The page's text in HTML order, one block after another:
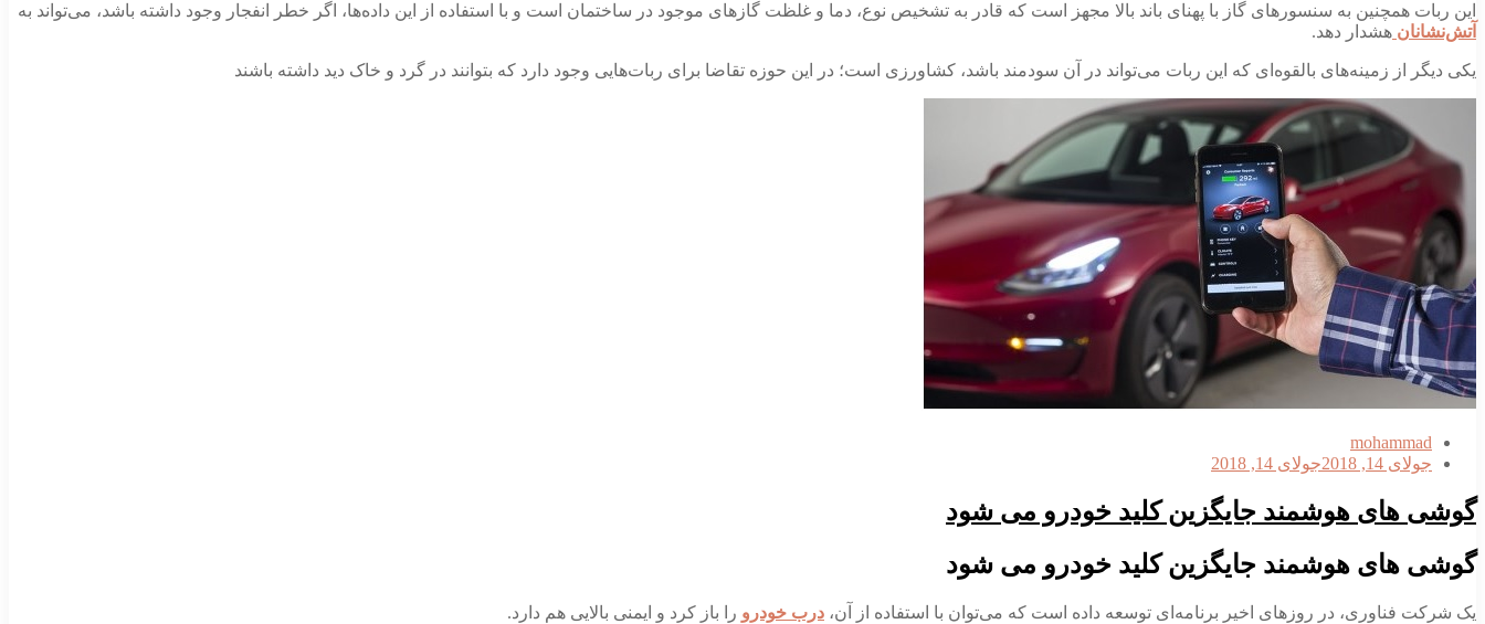
این ربات همچنین به سنسورهای گاز با پهنای باند بالا مجهز است که قادر به تشخیص نوع، دما و غلظت گازهای موجود در ساختمان است و با استفاده از این داده‌ها، اگر خطر انفجار وجود داشته باشد، می‌تواند به
آتش‌نشانان هشدار دهد.
یکی دیگر از زمینه‌های بالقوه‌ای که این ربات می‌تواند در آن سودمند باشد، کشاورزی است؛ در این حوزه تقاضا برای ربات‌هایی وجود دارد که بتوانند در گرد و خاک دید داشته باشند
mohammad
جولای 14, 2018
جولای 14, 2018
گوشی های هوشمند جایگزین کلید خودرو می شود
گوشی های هوشمند جایگزین کلید خودرو می شود
یک شرکت فناوری، در روزهای اخیر برنامه‌ای توسعه داده است که می‌توان با استفاده از آن، درب خودرو را باز کرد و ایمنی بالایی هم دارد.